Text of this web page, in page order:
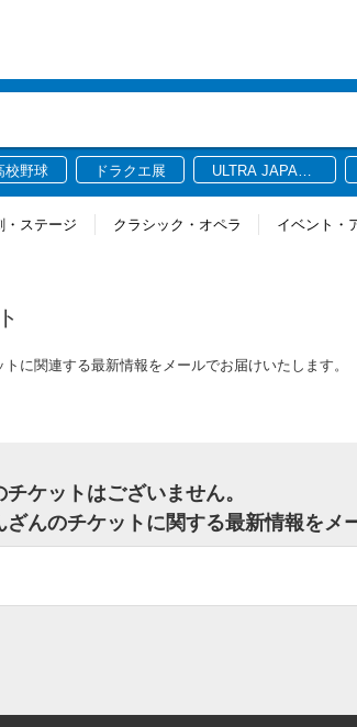
校野球 ドラクエ展
ULTRA JAPAN
・ステージ クラシック・オペラ イベント・
に関連する最新情報をメールでお届けいたします。
ケットはございません。
んのチケットに関する最新情報をメ